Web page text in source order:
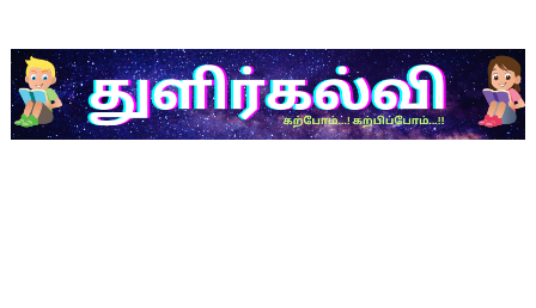
NMMS தேர்வு - 2026 - அரசுத் தேர்வுகள் இயக்ககத்தின் செய்திக்
NMMS Examination Proceedings by DGE